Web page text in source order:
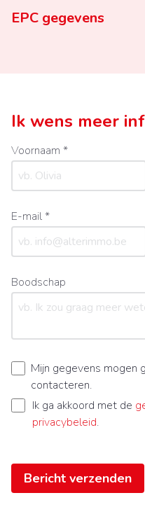
EPC gegevens
Ik wens meer
Voornaam *
E-mail *
Boodschap
Mijn gegevens mogen
contacteren.
Ik ga akkoord met de
privacybeleid.
Bericht verzenden